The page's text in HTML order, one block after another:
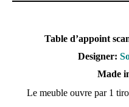
Table d’appoint
Designer:
Made
Le meuble ouvre par 1